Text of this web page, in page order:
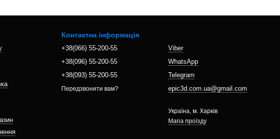
Контактна інформація
+38(066) 55-200-55
+38(096) 55-200-55
+38(093) 55-200-55
Передзвонити вам?
Viber
WhatsApp
Telegram
epic3d.com.ua@gmail.com
Україна, м. Харків
Мапа проїзду